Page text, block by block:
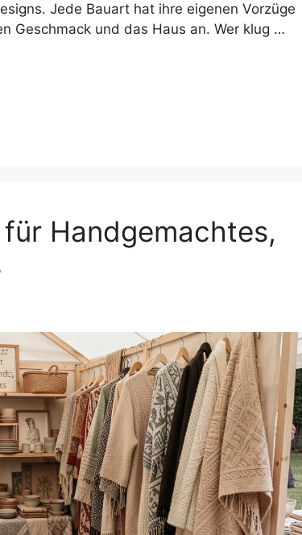
Jede Bauart hat ihre eigenen Vorzüge
Geschmack und das Haus an. Wer klug …
Handgemachtes,